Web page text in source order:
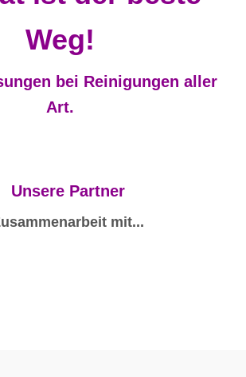
Weg!
bei Reinigungen aller
Art.
Unsere Partner
mit...